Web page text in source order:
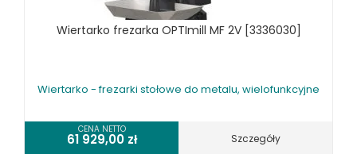
KOSZT DOSTAWY
Wiertarko frezarka OPTImill MF 2V [3336030]
Wiertarko - frezarki stołowe do metalu, wielofunkcyjne
CENA NETTO
61 929,00 zł Szczegóły